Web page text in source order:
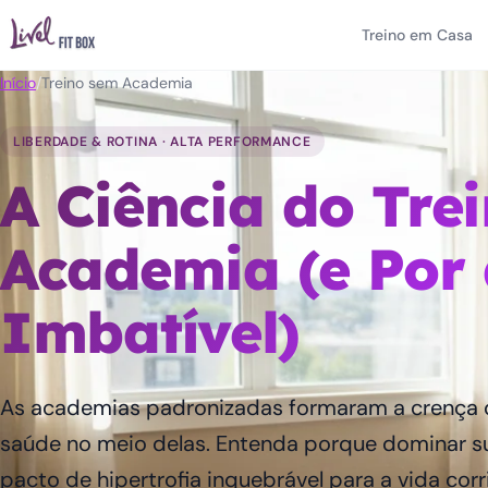
Treino em Casa
Início/Treino sem Academia
LIBERDADE & ROTINA · ALTA PERFORMANCE
A Ciência do
Academia (e Por
Imbatível)
As academias padronizadas formaram a
saúde no meio delas. Entenda porque dominar
pacto de hipertrofia inquebrável para a vida